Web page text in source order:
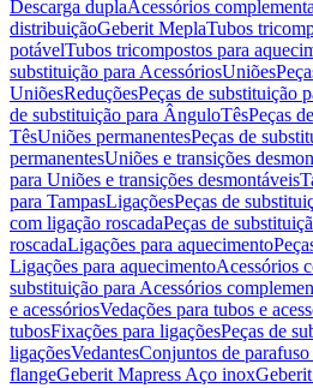
Descarga duplaAcessórios
distribuiçãoGeberit MeplaTubos
potávelTubos tricompostos para
substituição para AcessóriosUniões
UniõesReduçõesPeças de substituição
de substituição para ÂnguloTêsPeças
TêsUniões permanentesPeças de
permanentesUniões e transições
para Uniões e transições desmontáveis
para TampasLigaçõesPeças de
com ligação roscadaPeças de
roscadaLigações para aquecimento
Ligações para aquecimentoAcessórios
substituição para Acessórios
e acessóriosVedações para tubos e
tubosFixações para ligaçõesPeças de
ligaçõesVedantesConjuntos de
flangeGeberit Mapress Aço inox